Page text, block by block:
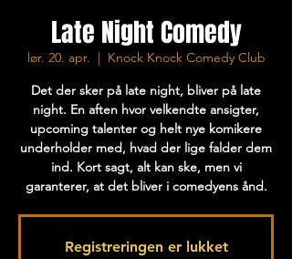
Late Night Comedy
lør. 20. apr.
  |
Knock Knock Comedy Club
Det der sker på late night, bliver på late
night. En aften hvor velkendte ansigter,
upcoming talenter og helt nye komikere
underholder med, hvad der lige falder dem
ind. Kort sagt, alt kan ske, men vi
garanterer, at det bliver i comedyens ånd.
Registreringen er lukket